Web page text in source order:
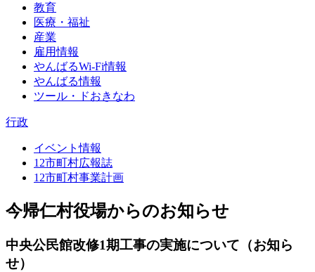
教育
医療・福祉
産業
雇用情報
やんばるWi-Fi情報
やんばる情報
ツール・ドおきなわ
行政
イベント情報
12市町村広報誌
12市町村事業計画
今帰仁村役場からのお知らせ
中央公民館改修1期工事の実施について（お知ら
せ）